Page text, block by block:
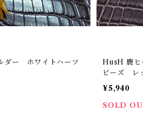
ダー ホワイトハーツ
HusH 鹿ヒ
ビーズ レ
¥5,940
SOLD